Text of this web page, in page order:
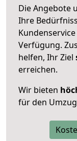
Die Angebote
Ihre
Verfügung.
helfen, Ihr Ziel
erreichen.
Wir bieten
für den